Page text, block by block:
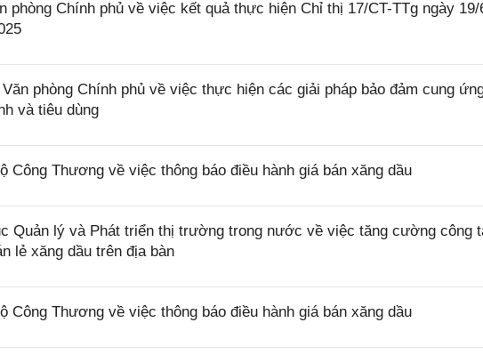
phòng Chính phủ về việc kết quả thực hiện Chỉ thị 17/CT-TTg ngày 19/
phòng Chính phủ về việc thực hiện các giải pháp bảo đảm cung
và tiêu dùng
Công Thương về việc thông báo điều hành giá bán xăng dầu
Quản lý và Phát triển thị trường trong nước về việc tăng cường công
lẻ xăng dầu trên địa bàn
Công Thương về việc thông báo điều hành giá bán xăng dầu